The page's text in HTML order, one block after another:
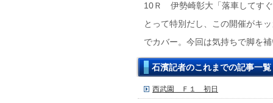
10Ｒ 伊勢崎彰大「落車してす
とって特別だし、この開催がキ
でカバー。今回は気持ちで脚を
石濱記者のこれまでの記事一覧
西武園 Ｆ１ 初日